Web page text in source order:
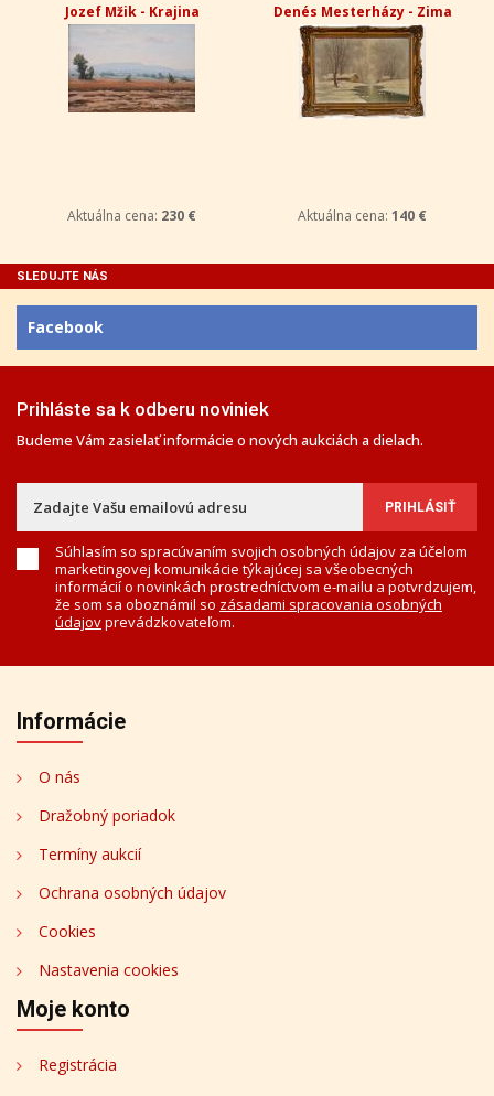
Jozef Mžik - Krajina
Aktuálna cena: 230 €
Denés Mesterházy - Zima
Aktuálna cena: 140 €
SLEDUJTE NÁS
Facebook
Prihláste sa k odberu noviniek
Budeme Vám zasielať informácie o nových aukciách a dielach.
Súhlasím so spracúvaním svojich osobných údajov za účelom
marketingovej komunikácie týkajúcej sa všeobecných
informácií o novinkách prostredníctvom e-mailu a potvrdzujem,
že som sa oboznámil so zásadami spracovania osobných
údajovprevádzkovateľom.
Informácie
O nás
Dražobný poriadok
Termíny aukcií
Ochrana osobných údajov
Cookies
Nastavenia cookies
Moje konto
Registrácia